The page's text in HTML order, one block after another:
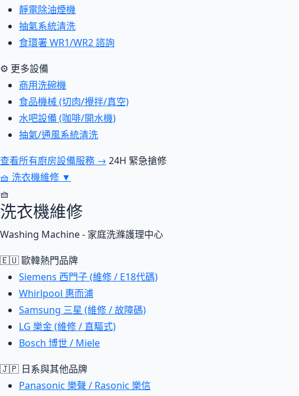
靜電除油煙機
抽氣系統清洗
食環署 WR1/WR2 諮詢
⚙ 更多設備
商用洗碗機
食品機械 (切肉/攪拌/真空)
水吧設備 (咖啡/開水機)
抽氣/通風系統清洗
查看所有廚房設備服務 → 24H 緊急搶修
🧺 洗衣機維修 ▼
🧺
洗衣機維修
Washing Machine - 家庭洗滌護理中心
🇪🇺 歐韓熱門品牌
Siemens 西門子 (維修 / E18代碼)
Whirlpool 惠而浦
Samsung 三星 (維修 / 故障碼)
LG 樂金 (維修 / 直驅式)
Bosch 博世 / Miele
🇯🇵 日系與其他品牌
Panasonic 樂聲 / Rasonic 樂信